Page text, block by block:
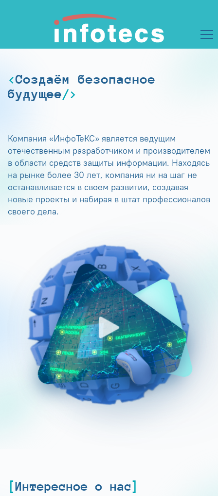
Создаём безопасное
будущее
Компания «ИнфоТеКС» является ведущим
отечественным разработчиком и производителем
в области средств защиты информации. Находясь
на рынке более 30 лет, компания ни на шаг не
останавливается в своем развитии, создавая
новые проекты и набирая в штат профессионалов
своего дела.
Интересное о нас